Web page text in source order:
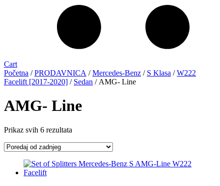
Cart
Početna /PRODAVNICA /Mercedes-Benz / S Klasa /W222
Facelift [2017-2020] / Sedan / AMG- Line
AMG- Line
Prikaz svih 6 rezultata